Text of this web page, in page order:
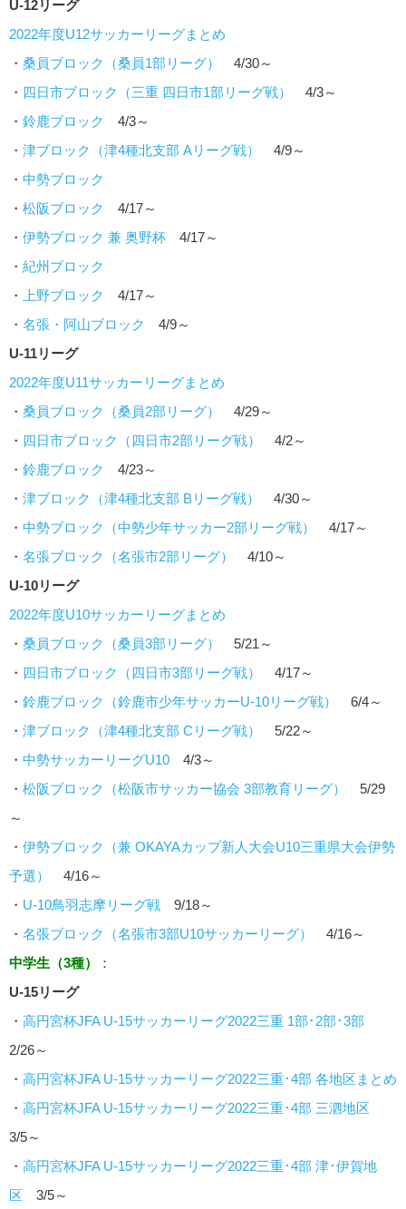
U-12リーグ
2022年度U12サッカーリーグまとめ
・ 桑員ブロック（桑員1部リーグ）
4/30～
・ 四日市ブロック（三重 四日市1部リーグ戦）
4/3～
・ 鈴鹿ブロック
4/3～
・ 津ブロック（津4種北支部 Aリーグ戦）
4/9～
・ 中勢ブロック
・ 松阪ブロック
4/17～
・ 伊勢ブロック 兼 奥野杯 4/17～
・ 紀州ブロック
・
上野ブロック
4/17～
・ 名張・阿山ブロック
4/9～
U-11リーグ
2022年度U11サッカーリーグまとめ
・ 桑員ブロック（桑員2部リーグ）
4/29～
・ 四日市ブロック（四日市2部リーグ戦）
4/2～
・ 鈴鹿ブロック
4/23～
・ 津ブロック（津4種北支部 Bリーグ戦）
4/30～
・ 中勢ブロック（中勢少年サッカー2部リーグ戦）
4/17～
・ 名張ブロック（名張市2部リーグ）
4/10～
U-10リーグ
2022年度U10サッカーリーグまとめ
・ 桑員ブロック（桑員3部リーグ）
5/21～
・ 四日市ブロック（四日市3部リーグ戦）
4/17～
・ 鈴鹿ブロック（鈴鹿市少年サッカーU-10リーグ戦）
6/4～
・ 津ブロック（津4種北支部 Cリーグ戦）
5/22～
・ 中勢サッカーリーグU10 4/3～
・ 松阪ブロック（松阪市サッカー協会 3部教育リーグ）
5/29
～
・ 伊勢ブロック（兼 OKAYAカップ新人大会U10三重県大会伊勢
予選）
4/16～
・ U-10鳥羽志摩リーグ戦 9/18～
・ 名張ブロック（名張市3部U10サッカーリーグ）
4/16～
中学生（3種）
：
U-15リーグ
・ 高円宮杯JFA U-15サッカーリーグ2022三重 1部･2部･3部
2/26～
・ 高円宮杯JFA U-15サッカーリーグ2022三重･4部 各地区まとめ
・ 高円宮杯JFA U-15サッカーリーグ2022三重･4部 三泗地区
3/5～
・ 高円宮杯JFA U-15サッカーリーグ2022三重･4部 津･伊賀地
区 3/5～